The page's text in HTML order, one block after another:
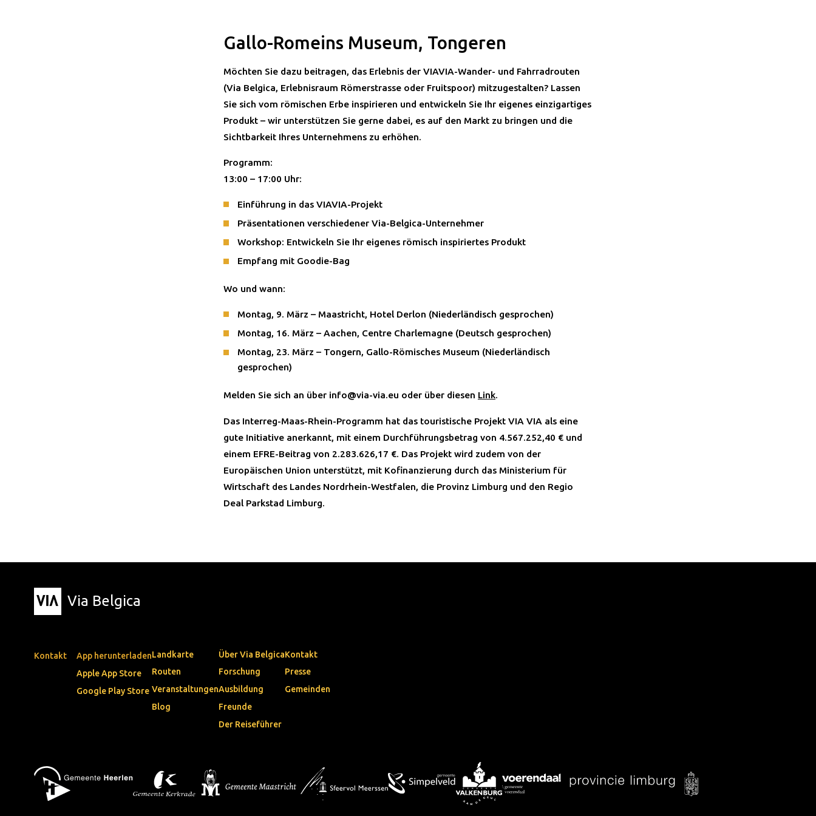
Gallo-Romeins Museum, Tongeren
Möchten Sie dazu beitragen, das Erlebnis der VIAVIA-Wander- und Fahrradrouten
(Via Belgica, Erlebnisraum Römerstrasse oder Fruitspoor) mitzugestalten? Lassen
Sie sich vom römischen Erbe inspirieren und entwickeln Sie Ihr eigenes einzigartiges
Produkt – wir unterstützen Sie gerne dabei, es auf den Markt zu bringen und die
Sichtbarkeit Ihres Unternehmens zu erhöhen.
Programm:
13:00 – 17:00 Uhr:
Einführung in das VIAVIA-Projekt
Präsentationen verschiedener Via-Belgica-Unternehmer
Workshop: Entwickeln Sie Ihr eigenes römisch inspiriertes Produkt
Empfang mit Goodie-Bag
Wo und wann:
Montag, 9. März – Maastricht, Hotel Derlon (Niederländisch gesprochen)
Montag, 16. März – Aachen, Centre Charlemagne (Deutsch gesprochen)
Montag, 23. März – Tongern, Gallo-Römisches Museum (Niederländisch
gesprochen)
Melden Sie sich an über info@via-via.eu oder über diesen Link.
Das Interreg-Maas-Rhein-Programm hat das touristische Projekt VIA VIA als eine
gute Initiative anerkannt, mit einem Durchführungsbetrag von 4.567.252,40 € und
einem EFRE-Beitrag von 2.283.626,17 €. Das Projekt wird zudem von der
Europäischen Union unterstützt, mit Kofinanzierung durch das Ministerium für
Wirtschaft des Landes Nordrhein-Westfalen, die Provinz Limburg und den Regio
Deal Parkstad Limburg.
Via Belgica
Kontakt
App herunterladen
Apple App Store
Google Play Store
Landkarte
Routen
Veranstaltungen
Blog
Über Via Belgica
Forschung
Ausbildung
Freunde
Der Reiseführer
Kontakt
Presse
Gemeinden